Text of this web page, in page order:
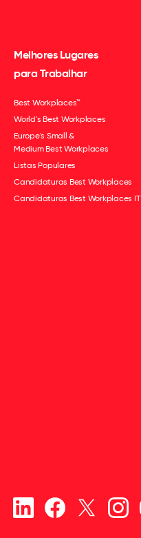
Melhores Lugares
para Trabalhar
Best Workplaces™
World's Best Workplaces
Europe's Small &
Medium Best Workplaces
Listas Populares
Candidaturas Best Workplaces
Candidaturas Best Workplaces IT